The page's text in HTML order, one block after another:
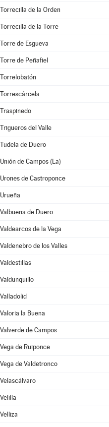
Torrecilla de la Orden
Torrecilla de la Torre
Torre de Esgueva
Torre de Peñafiel
Torrelobatón
Torrescárcela
Traspinedo
Trigueros del Valle
Tudela de Duero
Unión de Campos (La)
Urones de Castroponce
Urueña
Valbuena de Duero
Valdearcos de la Vega
Valdenebro de los Valles
Valdestillas
Valdunquillo
Valladolid
Valoria la Buena
Valverde de Campos
Vega de Ruiponce
Vega de Valdetronco
Velascálvaro
Velilla
Velliza